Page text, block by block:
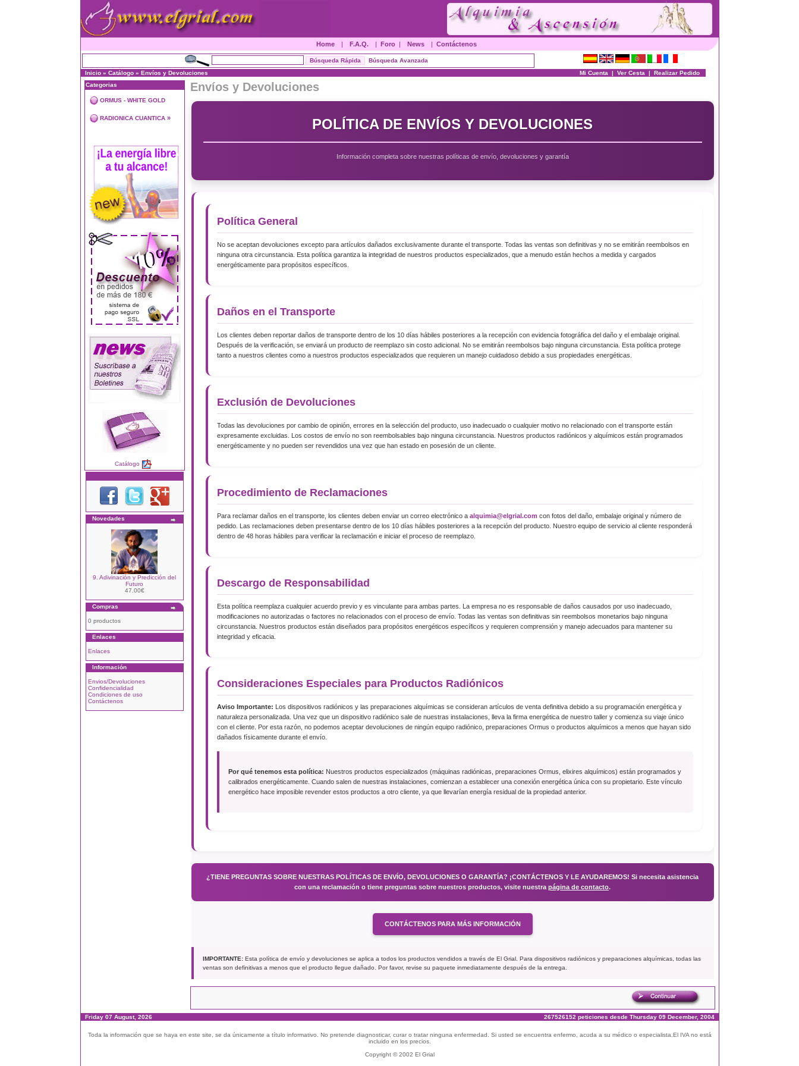
Home | F.A.Q. | Foro| News | Contáctenos
Búsqueda Avanzada
Inicio» Catálogo» Envíos y Devoluciones Mi Cuenta | Ver Cesta | Realizar Pedido
Categorias
ORMUS - WHITE GOLD
RADIONICA CUANTICA»
Catálogo
Novedades
9. Adivinación y Predicción del
Futuro
47.00€
Compras
0 productos
Enlaces
Enlaces
Información
Envios/Devoluciones
Confidencialidad
Condiciones de uso
Contáctenos
Envíos y Devoluciones
POLÍTICA DE ENVÍOS Y DEVOLUCIONES
Información completa sobre nuestras políticas de envío, devoluciones y garantía
Política General
No se aceptan devoluciones excepto para artículos dañados exclusivamente durante el transporte. Todas las ventas son definitivas y no se emitirán reembolsos en
ninguna otra circunstancia. Esta política garantiza la integridad de nuestros productos especializados, que a menudo están hechos a medida y cargados
energéticamente para propósitos específicos.
Daños en el Transporte
Los clientes deben reportar daños de transporte dentro de los 10 días hábiles posteriores a la recepción con evidencia fotográfica del daño y el embalaje original.
Después de la verificación, se enviará un producto de reemplazo sin costo adicional. No se emitirán reembolsos bajo ninguna circunstancia. Esta política protege
tanto a nuestros clientes como a nuestros productos especializados que requieren un manejo cuidadoso debido a sus propiedades energéticas.
Exclusión de Devoluciones
Todas las devoluciones por cambio de opinión, errores en la selección del producto, uso inadecuado o cualquier motivo no relacionado con el transporte están
expresamente excluidas. Los costos de envío no son reembolsables bajo ninguna circunstancia. Nuestros productos radiónicos y alquímicos están programados
energéticamente y no pueden ser revendidos una vez que han estado en posesión de un cliente.
Procedimiento de Reclamaciones
Para reclamar daños en el transporte, los clientes deben enviar un correo electrónico a alquimia@elgrial.com con fotos del daño, embalaje original y número de
pedido. Las reclamaciones deben presentarse dentro de los 10 días hábiles posteriores a la recepción del producto. Nuestro equipo de servicio al cliente responderá
dentro de 48 horas hábiles para verificar la reclamación e iniciar el proceso de reemplazo.
Descargo de Responsabilidad
Esta política reemplaza cualquier acuerdo previo y es vinculante para ambas partes. La empresa no es responsable de daños causados por uso inadecuado,
modificaciones no autorizadas o factores no relacionados con el proceso de envío. Todas las ventas son definitivas sin reembolsos monetarios bajo ninguna
circunstancia. Nuestros productos están diseñados para propósitos energéticos específicos y requieren comprensión y manejo adecuados para mantener su
integridad y eficacia.
Consideraciones Especiales para Productos Radiónicos
Aviso Importante: Los dispositivos radiónicos y las preparaciones alquímicas se consideran artículos de venta definitiva debido a su programación energética y
naturaleza personalizada. Una vez que un dispositivo radiónico sale de nuestras instalaciones, lleva la firma energética de nuestro taller y comienza su viaje único
con el cliente. Por esta razón, no podemos aceptar devoluciones de ningún equipo radiónico, preparaciones Ormus o productos alquímicos a menos que hayan sido
dañados físicamente durante el envío.
Por qué tenemos esta política: Nuestros productos especializados (máquinas radiónicas, preparaciones Ormus, elixires alquímicos) están programados y
calibrados energéticamente. Cuando salen de nuestras instalaciones, comienzan a establecer una conexión energética única con su propietario. Este vínculo
energético hace imposible revender estos productos a otro cliente, ya que llevarían energía residual de la propiedad anterior.
¿TIENE PREGUNTAS SOBRE NUESTRAS POLÍTICAS DE ENVÍO, DEVOLUCIONES O GARANTÍA? ¡CONTÁCTENOS Y LE AYUDAREMOS! Si necesita asistencia
con una reclamación o tiene preguntas sobre nuestros productos, visite nuestra página de contacto.
CONTÁCTENOS PARA MÁS INFORMACIÓN
IMPORTANTE:Esta política de envío y devoluciones se aplica a todos los productos vendidos a través de El Grial. Para dispositivos radiónicos y preparaciones alquímicas, todas las
ventas son definitivas a menos que el producto llegue dañado. Por favor, revise su paquete inmediatamente después de la entrega.
Friday 07 August, 2026 267526152 peticiones desde Thursday 09 December, 2004
Toda la información que se haya en este site, se da únicamente a título informativo. No pretende diagnosticar, curar o tratar ninguna enfermedad. Si usted se encuentra enfermo, acuda a su médico o especialista.El IVA no está
incluido en los precios.
Copyright © 2002 El Grial